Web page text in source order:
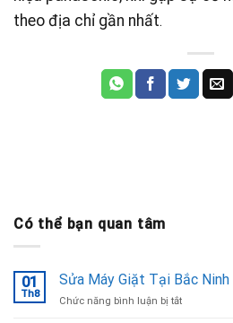
theo địa chỉ gần nhất.
Có thể bạn quan tâm
01
Th8
Sửa Máy Giặt Tại Bắc Ninh
Chức năng bình luận bị tắtở